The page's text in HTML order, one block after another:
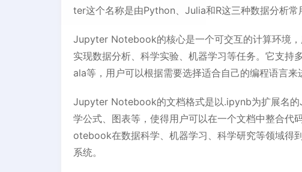
ter这个名称是由Python、Julia和R这三种数据分析常
Jupyter Notebook的核心是一个可交互的计算环境
实现数据分析、科学实验、机器学习等任务。它支
ala等，用户可以根据需要选择适合自己的编程语言来
Jupyter Notebook的文档格式是以.ipynb为扩展名
学公式、图表等，使得用户可以在一个文档中整合
otebook在数据科学、机器学习、科学研究等领域得
系统。